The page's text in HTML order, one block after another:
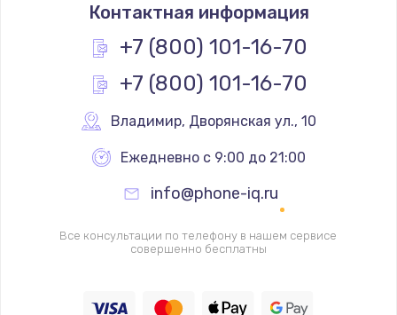
490 руб.
Заказать
Замена основной камеры
Замена элемента
1190 руб.
Заказать
1330 руб.
Контактная информация
+7 (800) 101-16-70
+7 (800) 101-16-70
Владимир, Дворянская ул., 10
Ежедневно с 9:00 до 21:00
info@phone-iq.ru
Все консультации по телефону в нашем сервисе
совершенно бесплатны